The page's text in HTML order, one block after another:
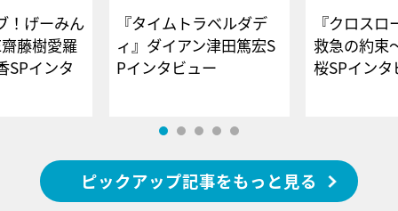
！げーみん
藤樹愛羅
SPインタ
『タイムトラベルダデ
ィ』ダイアン津田篤宏S
Pインタビュー
『クロス
救急の約束
桜SPイ
ピックアップ記事をもっと見る